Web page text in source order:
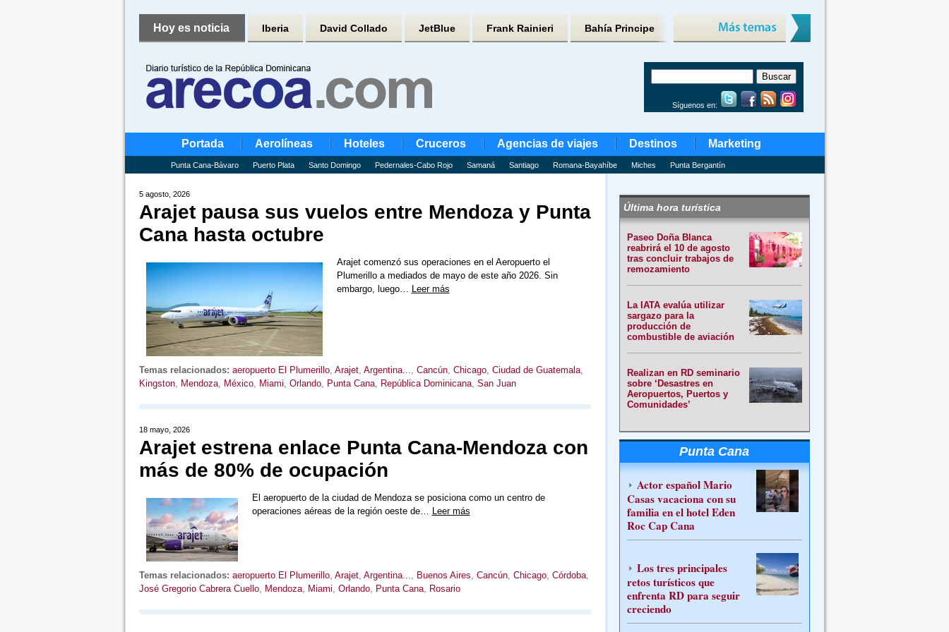
Hoy es noticia Iberia David Collado JetBlue Frank Rainieri Bahía Principe
Síguenos en:
Portada Aerolíneas Hoteles Cruceros Agencias de viajes Destinos Marketing
Punta Cana-Bávaro Puerto Plata Santo Domingo Pedernales-Cabo Rojo Samaná Santiago Romana-Bayahíbe Miches Punta Bergantín
5 agosto, 2026
Arajet pausa sus vuelos entre Mendoza y Punta
Cana hasta octubre
Arajet comenzó sus operaciones en el Aeropuerto el
Plumerillo a mediados de mayo de este año 2026. Sin
embargo, luego… Leer más
Temas relacionados: aeropuerto El Plumerillo, Arajet, Argentina..., Cancún, Chicago, Ciudad de Guatemala,
Kingston, Mendoza, México, Miami, Orlando, Punta Cana, República Dominicana, San Juan
18 mayo, 2026
Arajet estrena enlace Punta Cana-Mendoza con
más de 80% de ocupación
El aeropuerto de la ciudad de Mendoza se posiciona como un centro de
operaciones aéreas de la región oeste de… Leer más
Temas relacionados: aeropuerto El Plumerillo, Arajet, Argentina..., Buenos Aires, Cancún, Chicago, Córdoba,
José Gregorio Cabrera Cuello, Mendoza, Miami, Orlando, Punta Cana, Rosario
Última hora turística
Paseo Doña Blanca
reabrirá el 10 de agosto
tras concluir trabajos de
remozamiento
La IATA evalúa utilizar
sargazo para la
producción de
combustible de aviación
Realizan en RD seminario
sobre ‘Desastres en
Aeropuertos, Puertos y
Comunidades’
Punta Cana
Actor español Mario
Casas vacaciona con su
familia en el hotel Eden
Roc Cap Cana
Los tres principales
retos turísticos que
enfrenta RD para seguir
creciendo